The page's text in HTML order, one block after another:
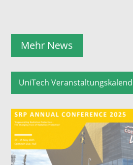
Mehr News
UniTech